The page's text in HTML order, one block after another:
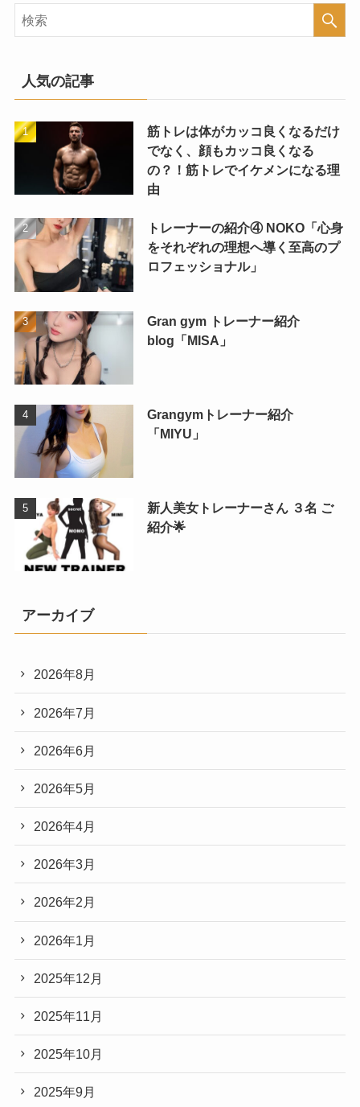
人気の記事
筋トレは体がカッコ良くなるだけ
でなく、顔もカッコ良くなる
の？！筋トレでイケメンになる理
由
トレーナーの紹介④ NOKO「心身
をそれぞれの理想へ導く至高のプ
ロフェッショナル」
Gran gym トレーナー紹介
blog「MISA」
Grangymトレーナー紹介
「MIYU」
新人美女トレーナーさん ３名 ご
紹介🌟
アーカイブ
2026年8月
2026年7月
2026年6月
2026年5月
2026年4月
2026年3月
2026年2月
2026年1月
2025年12月
2025年11月
2025年10月
2025年9月